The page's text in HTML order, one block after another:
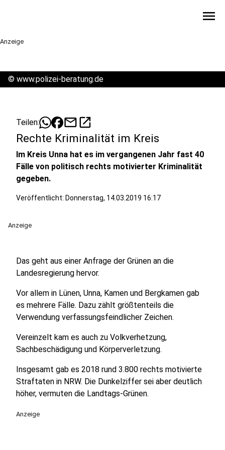
menu
Anzeige
© www.polizei-beratung.de
Teilen: mailopen_in_new
Rechte Kriminalität im Kreis
Im Kreis Unna hat es im vergangenen Jahr fast 40
Fälle von politisch rechts motivierter Kriminalität
gegeben.
Veröffentlicht: Donnerstag, 14.03.2019 16:17
Anzeige
Das geht aus einer Anfrage der Grünen an die
Landesregierung hervor.
Vor allem in Lünen, Unna, Kamen und Bergkamen gab
es mehrere Fälle. Dazu zählt größtenteils die
Verwendung verfassungsfeindlicher Zeichen.
Vereinzelt kam es auch zu Volkverhetzung,
Sachbeschädigung und Körperverletzung.
Insgesamt gab es 2018 rund 3.800 rechts motivierte
Straftaten in NRW. Die Dunkelziffer sei aber deutlich
höher, vermuten die Landtags-Grünen.
Anzeige